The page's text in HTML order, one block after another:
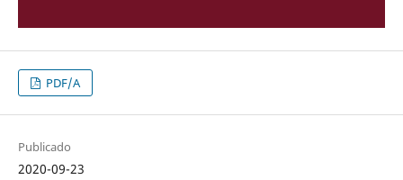
PDF/A
Publicado
2020-09-23